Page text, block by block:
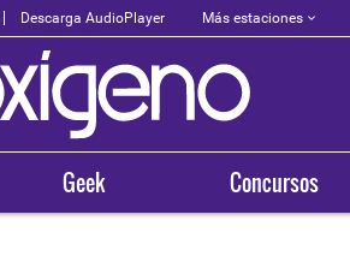
Descarga AudioPlayer Más estaciones
Geek Concursos